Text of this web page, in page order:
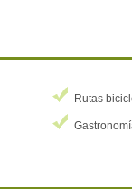
Rutas